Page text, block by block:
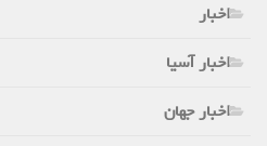
اخبار
اخبار آسیا
اخبار جهان